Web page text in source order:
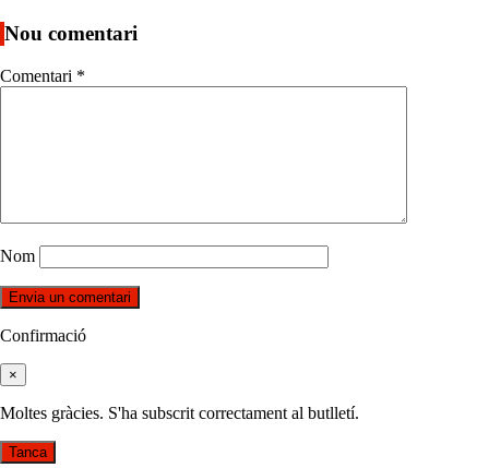
Nou comentari
Comentari *
Nom
Confirmació
×
Moltes gràcies. S'ha subscrit correctament al butlletí.
Tanca